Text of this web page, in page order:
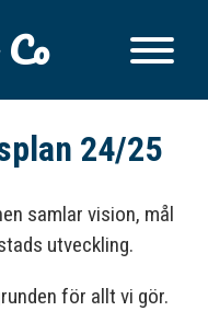
24/25
samlar vision, mål
utveckling.
för allt vi gör.